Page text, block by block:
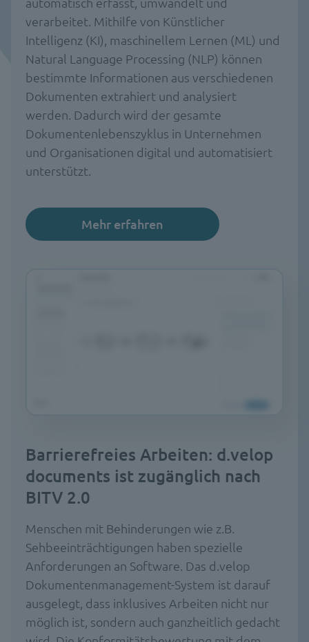
verarbeitet. Mithilfe von Künstlicher
Intelligenz (KI), maschinellem Lernen (ML) und
Natural Language Processing (NLP) können
bestimmte Informationen aus verschiedenen
Dokumenten extrahiert und analysiert
werden. Dadurch wird der gesamte
Dokumentenlebenszyklus in Unternehmen
und Organisationen digital und automatisiert
unterstützt.
Mehr erfahren
Barrierefreies Arbeiten: d.velop
documents ist zugänglich nach
BITV 2.0
Menschen mit Behinderungen wie z.B.
Sehbeeinträchtigungen haben spezielle
Anforderungen an Software. Das d.velop
Dokumentenmanagement-System ist darauf
ausgelegt, dass inklusives Arbeiten nicht nur
möglich ist, sondern auch ganzheitlich gedacht